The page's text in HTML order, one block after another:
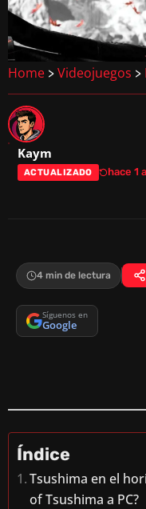
Home > Videojuegos >
Kaym
ACTUALIZADO hace 1
4 min de lectura
Síguenos en
Google
Índice
Tsushima en el
of Tsushima a PC?